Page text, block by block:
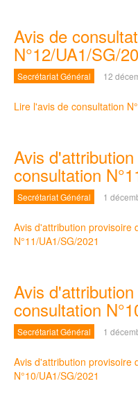
Avis de
N°12/UA1/SG/
Secrétariat Général 12
Lire l'avis de consultation
Avis
consultation
Secrétariat Général 1
Avis d'attribution provisoire
N°11/UA1/SG/2021
Avis
consultation
Secrétariat Général 1
Avis d'attribution provisoire
N°10/UA1/SG/2021